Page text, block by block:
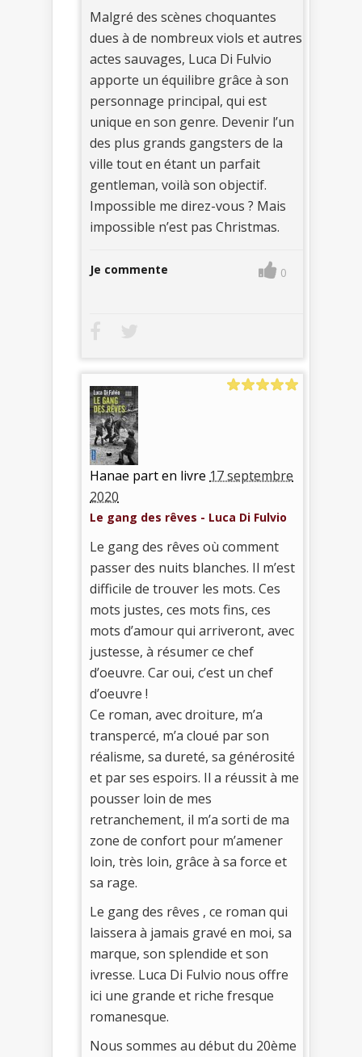
Malgré des scènes choquantes
dues à de nombreux viols et autres
actes sauvages, Luca Di Fulvio
apporte un équilibre grâce à son
personnage principal, qui est
unique en son genre. Devenir l’un
des plus grands gangsters de la
ville tout en étant un parfait
gentleman, voilà son objectif.
Impossible me direz-vous ? Mais
impossible n’est pas Christmas.
Je commente 0
Hanae part en livre 17 septembre
2020
Le gang des rêves - Luca Di Fulvio
Le gang des rêves où comment
passer des nuits blanches. Il m’est
difficile de trouver les mots. Ces
mots justes, ces mots fins, ces
mots d’amour qui arriveront, avec
justesse, à résumer ce chef
d’oeuvre. Car oui, c’est un chef
d’oeuvre !
Ce roman, avec droiture, m’a
transpercé, m’a cloué par son
réalisme, sa dureté, sa générosité
et par ses espoirs. Il a réussit à me
pousser loin de mes
retranchement, il m’a sorti de ma
zone de confort pour m’amener
loin, très loin, grâce à sa force et
sa rage.
Le gang des rêves , ce roman qui
laissera à jamais gravé en moi, sa
marque, son splendide et son
ivresse. Luca Di Fulvio nous offre
ici une grande et riche fresque
romanesque.
Nous sommes au début du 20ème